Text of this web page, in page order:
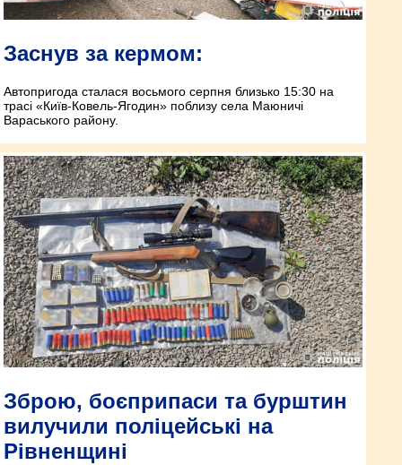
Заснув за кермом:
Автопригода сталася восьмого серпня близько 15:30 на
трасі «Київ-Ковель-Ягодин» поблизу села Маюничі
Вараського району.
Зброю, боєприпаси та бурштин
вилучили поліцейські на
Рівненщині